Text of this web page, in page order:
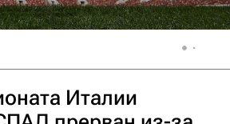
Италии